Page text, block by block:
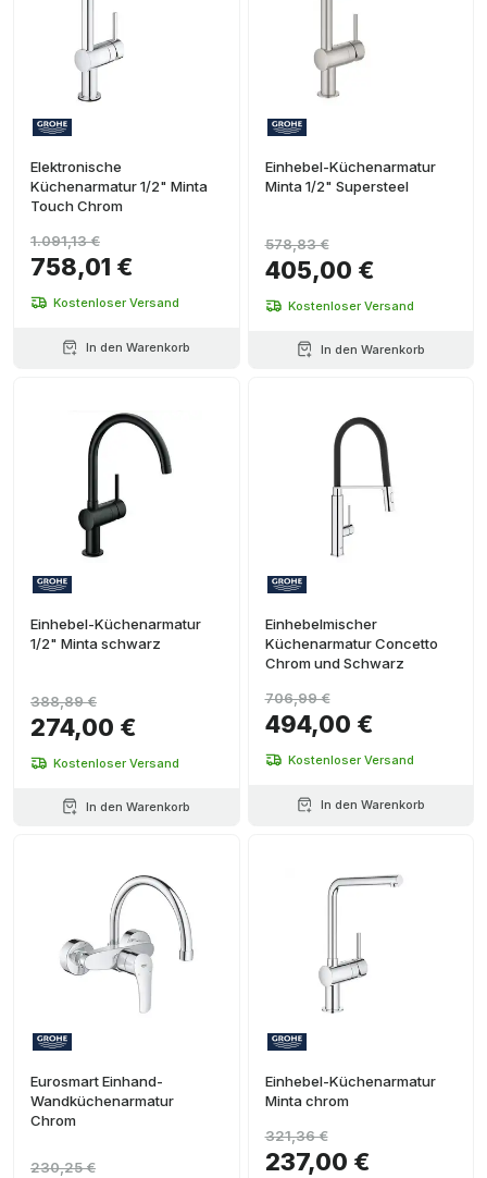
Elektronische
Küchenarmatur 1/2" Minta
Touch Chrom
758,01 €
1.091,13 €
Kostenloser Versand
In den Warenkorb
Einhebel-Küchenarmatur
Minta 1/2" Supersteel
405,00 €
578,83 €
Kostenloser Versand
In den Warenkorb
Einhebel-Küchenarmatur
1/2" Minta schwarz
274,00 €
388,89 €
Kostenloser Versand
In den Warenkorb
Einhebelmischer
Küchenarmatur Concetto
Chrom und Schwarz
494,00 €
706,99 €
Kostenloser Versand
In den Warenkorb
Eurosmart Einhand-
Wandküchenarmatur
Chrom
230,25 €
Einhebel-Küchenarmatur
Minta chrom
237,00 €
321,36 €